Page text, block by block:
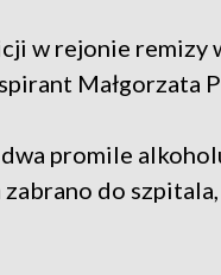
w rejonie remizy
Małgorzata
promile
do